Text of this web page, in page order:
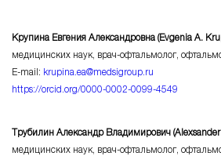
Крупина Евгения Александровна (Evgenia A.
медицинских наук, врач-офтальмолог,
E-mail: krupina.ea@medsigroup.ru
https://orcid.org/0000-0002-0099-4549
Трубилин Александр Владимирович (Alexsander
медицинских наук, врач-офтальмолог,